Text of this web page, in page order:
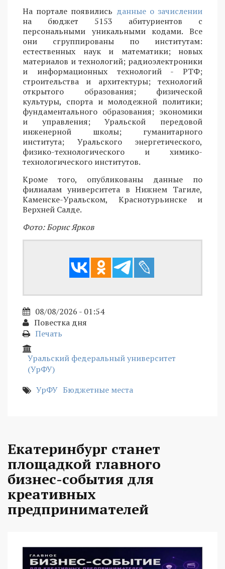
На портале появились данные о зачислении
на бюджет 5153 абитуриентов с
персональными уникальными кодами. Все
они сгруппированы по институтам:
естественных наук и математики; новых
материалов и технологий; радиоэлектроники
и информационных технологий - РТФ;
строительства и архитектуры; технологий
открытого образования; физической
культуры, спорта и молодежной политики;
фундаментального образования; экономики
и управления; Уральской передовой
инженерной школы; гуманитарного
института; Уральского энергетического,
физико-технологического и химико-
технологического институтов.
Кроме того, опубликованы данные по
филиалам университета в Нижнем Тагиле,
Каменске-Уральском, Краснотурьинске и
Верхней Салде.
Фото: Борис Ярков
08/08/2026 - 01:54
Повестка дня
Печать
Уральский федеральный университет
(УрФУ)
УрФУ Бюджетные места
Екатеринбург станет
площадкой главного
бизнес-события для
креативных
предпринимателей